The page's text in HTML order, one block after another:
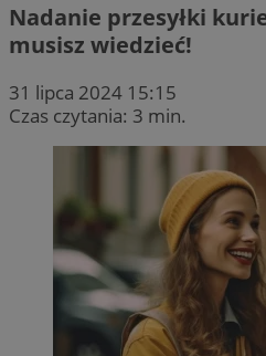
Nadanie przesyłki
musisz wiedzieć!
31 lipca 2024 15:15
Czas czytania: 3 min.